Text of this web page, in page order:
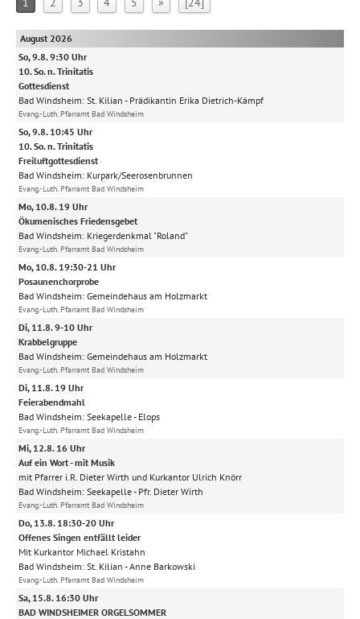
August 2026
So, 9.8. 9:30 Uhr
10. So. n. Trinitatis
Gottesdienst
Bad Windsheim: St. Kilian Prädikantin Erika Dietrich-Kämpf
Evang.-Luth. Pfarramt Bad Windsheim
So, 9.8. 10:45 Uhr
10. So. n. Trinitatis
Freiluftgottesdienst
Bad Windsheim: Kurpark/Seerosenbrunnen
Evang.-Luth. Pfarramt Bad Windsheim
Mo, 10.8. 19 Uhr
Ökumenisches Friedensgebet
Bad Windsheim: Kriegerdenkmal "Roland"
Evang.-Luth. Pfarramt Bad Windsheim
Mo, 10.8. 19:30-21 Uhr
Posaunenchorprobe
Bad Windsheim: Gemeindehaus am Holzmarkt
Evang.-Luth. Pfarramt Bad Windsheim
Di, 11.8. 9-10 Uhr
Krabbelgruppe
Bad Windsheim: Gemeindehaus am Holzmarkt
Evang.-Luth. Pfarramt Bad Windsheim
Di, 11.8. 19 Uhr
Feierabendmahl
Bad Windsheim: Seekapelle Elops
Evang.-Luth. Pfarramt Bad Windsheim
Mi, 12.8. 16 Uhr
Auf ein Wort - mit Musik
mit Pfarrer i.R. Dieter Wirth und Kurkantor Ulrich Knörr
Bad Windsheim: Seekapelle Pfr. Dieter Wirth
Evang.-Luth. Pfarramt Bad Windsheim
Do, 13.8. 18:30-20 Uhr
Offenes Singen entfällt leider
Mit Kurkantor Michael Kristahn
Bad Windsheim: St. Kilian Anne Barkowski
Evang.-Luth. Pfarramt Bad Windsheim
Sa, 15.8. 16:30 Uhr
BAD WINDSHEIMER ORGELSOMMER